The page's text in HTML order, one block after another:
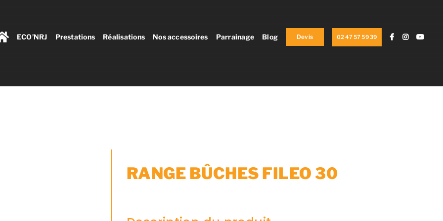
ECO’NRJ Prestations Réalisations Nos accessoires Parrainage Blog Devis 02 47 57 59 39
RANGE BÛCHES FILEO 30